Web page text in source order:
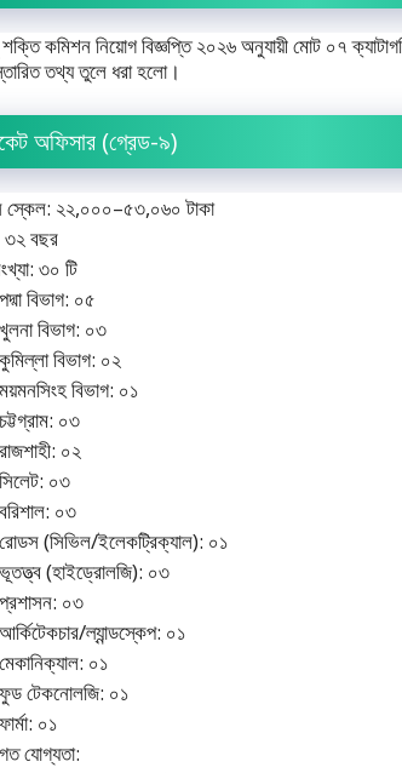
শক্তি কমিশন নিয়োগ বিজ্ঞপ্তি ২০২৬ অনুযায়ী মোট ০৭
তথ্য তুলে ধরা হলো।
অফিসার (গ্রেড-৯)
স্কেল: ২২,০০০–৫৩,০৬০ টাকা
৩২ বছর
৩০ টি
পদ্মা বিভাগ: ০৫
খুলনা বিভাগ: ০৩
কুমিল্লা বিভাগ: ০২
ময়মনসিংহ বিভাগ: ০১
চট্টগ্রাম: ০৩
রাজশাহী: ০২
সিলেট: ০৩
বরিশাল: ০৩
রোডস (সিভিল/ইলেকট্রিক্যাল): ০১
ভূতত্ত্ব (হাইড্রোলজি): ০৩
প্রশাসন: ০৩
আর্কিটেকচার/ল্যান্ডস্কেপ: ০১
মেকানিক্যাল: ০১
ফুড টেকনোলজি: ০১
ফার্মা: ০১
যোগ্যতা: